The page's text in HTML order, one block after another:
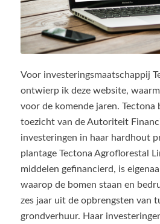
Voor investeringsmaatschappij
ontwierp ik deze website,
voor de komende jaren. Tectona
toezicht van de Autoriteit
investeringen in haar hardhout
plantage Tectona Agroflorestal
middelen gefinancierd, is
waarop de bomen staan en
zes jaar uit de opbrengsten van
grondverhuur. Haar